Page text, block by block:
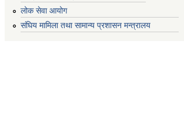
लोक सेवा आयोग
संघिय मामिला तथा सामान्य प्रशासन मन्त्रालय